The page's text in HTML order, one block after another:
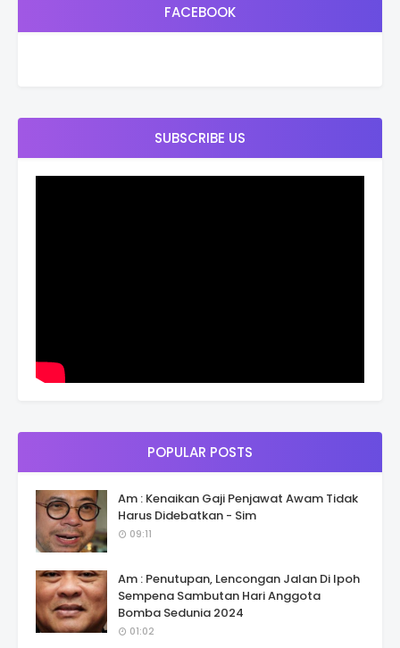
FACEBOOK
SUBSCRIBE US
POPULAR POSTS
Am : Kenaikan Gaji Penjawat Awam Tidak
Harus Didebatkan - Sim
09:11
Am : Penutupan, Lencongan Jalan Di Ipoh
Sempena Sambutan Hari Anggota
Bomba Sedunia 2024
01:02